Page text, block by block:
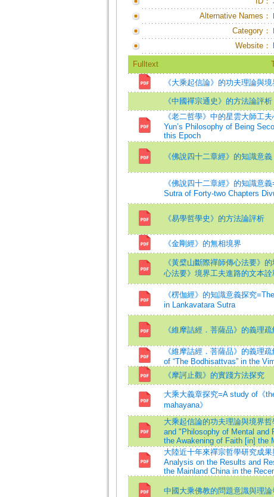
Alternative Names：
Category：
Website：
Fulltext
《大乘起信論》的功夫理論與
《中國禪宗通史》的方法論評析
《老二哲學》中的星雲大師工
Yun’s Philosophy of Being
this Epoch
《佛說四十二章經》的知識意義
《佛說四十二章經》的知識意
Sutra of Forty-two Chapters
《易學哲學史》的方法論評析
《金剛經》的無相境界
《黃檗山斷際禪師傳心法要》
心法要》境界工夫進路的文本詮
《楞伽經》的知識意義探究
in Lankavatara Sutra
《維摩詰經．菩薩品》的義理疏
《維摩詰經．菩薩品》的義理
of “The Bodhisattvas” in the
《摩訶止觀》的實踐方法探究
大乘大義章探究=A study of《
mahayana》
大乘起信論的功夫理論與境界
and "Philosophy of Mental and
the Awakening of Faith [in] the
大陸近十年來禪宗哲學研究成
Analysis on the Results and
the Mainland China in the
中國大乘佛教的問題意識與理論